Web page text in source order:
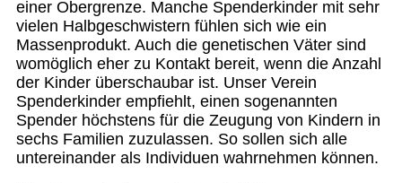
einer Obergrenze. Manche Spenderkinder mit sehr
vielen Halbgeschwistern fühlen sich wie ein
Massenprodukt. Auch die genetischen Väter sind
womöglich eher zu Kontakt bereit, wenn die Anzahl
der Kinder überschaubar ist. Unser Verein
Spenderkinder empfiehlt, einen sogenannten
Spender höchstens für die Zeugung von Kindern in
sechs Familien zuzulassen. So sollen sich alle
untereinander als Individuen wahrnehmen können.